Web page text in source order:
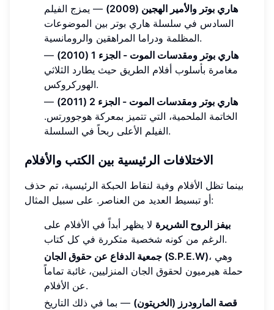
هاري بوتر والأمير الهجين (2009)
— يمزج الفيلم
السادس في سلسلة هاري بوتر بين الموضوعات
المظلمة ودراما المراهقين والرومانسية.
هاري بوتر ومقدسات الموت - الجزء 1 (2010)
—
مغامرة بأسلوب أفلام الطريق حيث يطارد الثلاثي
الهوركروكس.
هاري بوتر ومقدسات الموت - الجزء 2 (2011)
—
الخاتمة الملحمية، التي تتميز بمعركة هوجوورتس.
الفيلم الأعلى ربحاً في السلسلة.
الاختلافات الرئيسية بين الكتب والأفلام
بينما تظل الأفلام وفية لنقاط الحبكة الرئيسية، تم حذف
أو تبسيط العديد من العناصر. على سبيل المثال:
بيفز الروح الشريرة لا يظهر أبداً في الأفلام على
الرغم من كونه شخصية متكررة في كل كتاب.
جمعية الدفاع عن حقوق الجان (S.P.E.W)، وهي
حملة هيرميون لحقوق الجان المنزليين، غائبة تماماً
عن الأفلام.
قصة المارودرز (الخريتون) — بما في ذلك التاريخ